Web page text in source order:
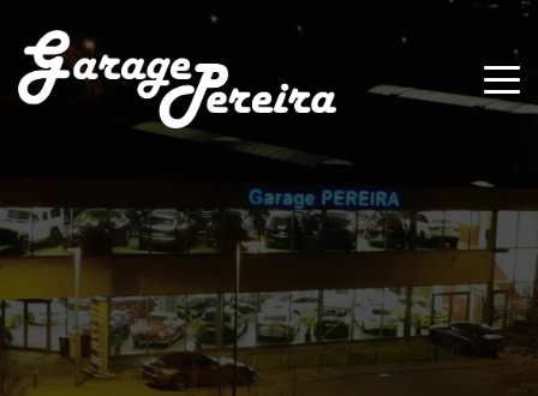
Paramètres avancés des cookies